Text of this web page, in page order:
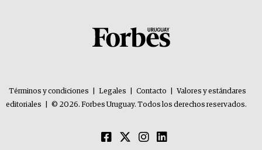
Términos y condiciones Legales Contacto
Valores y estándares
editoriales
© 2026. Forbes Uruguay. Todos los derechos reservados.